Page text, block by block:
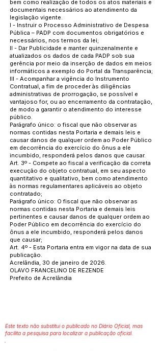
bem como realização de todos os atos materiais e
documentais necessários ao atendimento da
legislação vigente.
I - Instruir o Processo Administrativo de Despesa
Pública – PADP com documentos obrigatórios e
necessários, nos termos da lei;
II - Dar Publicidade e manter quinzenalmente e
atualizados os dados de cada PADP sob sua
gerência por meio da inserção de dados em meios
informáticos a exemplo do Portal da Transparência;
III - Acompanhar a vigência do Instrumento
Contratual, a fim de proceder às diligências
administrativas de prorrogação, se possível e
vantajoso for, ou ao encerramento da contratação,
de modo a garantir o atendimento do interesse
público.
Parágrafo único: o fiscal que não observar as
normas contidas nesta Portaria e demais leis e
causar danos de qualquer ordem ao Poder Público
em decorrência do exercício do ônus a ele
incumbido, responderá pelos danos que causar.
Art. 3º - Compete ao fiscal a verificação da correta
execução do objeto contratual, em seu aspecto
quantitativo e qualitativo, bem como atendimento
às normas regulamentares aplicáveis ao objeto
contratado;
Parágrafo único: O fiscal que não observar as
normas contidas nesta Portaria e demais leis
pertinentes e causar danos de qualquer ordem ao
Poder Público em decorrência do exercício do
ônus a ele incumbido, responderá pelos danos
que causar;
Art. 4º - Esta Portaria entra em vigor na data de sua
publicação.
Acrelândia, 30 de janeiro de 2026.
OLAVO FRANCELINO DE REZENDE
Prefeito de Acrelândia
Este texto não substitui o publicado no Diário Oficial, mas
facilita a pesquisa para localizar a publicação oficial.